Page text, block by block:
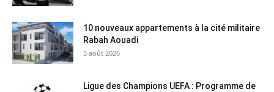
10 nouveaux appartements à la cité militaire
Rabah Aouadi
5 août 2026
Ligue des Champions UEFA : Programme de